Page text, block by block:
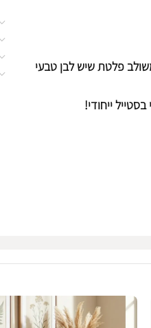
משולב פלטת שיש לבן טבעי
ייחודי!